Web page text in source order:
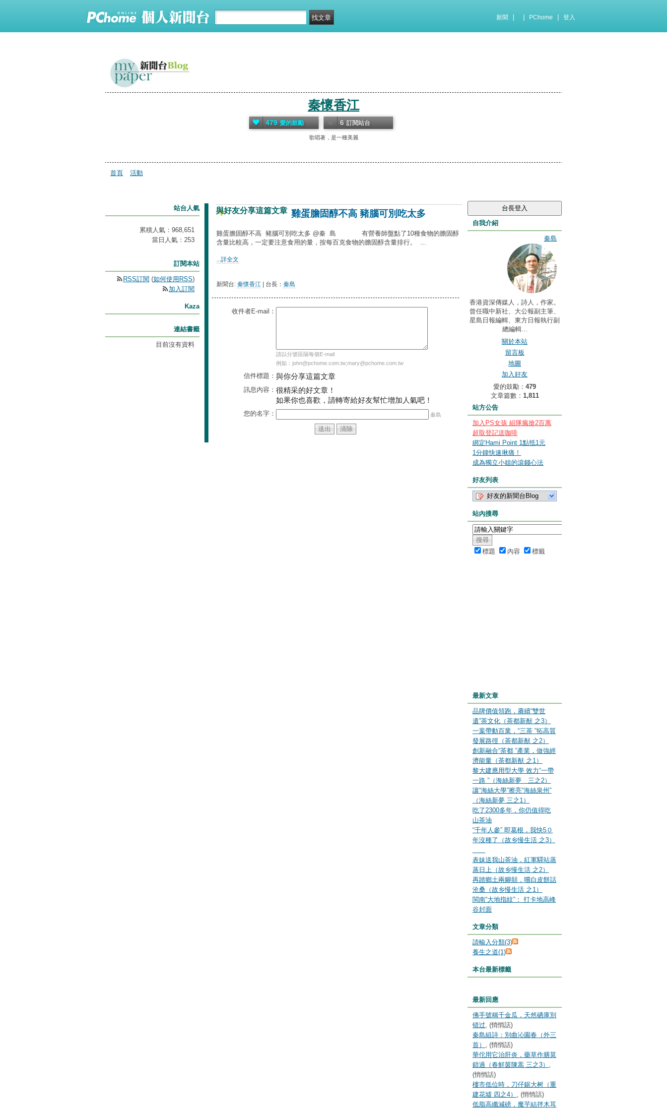
新聞 PChome 登入
秦懷香江
歌唱著，是一種美麗
479 愛的鼓勵 6 訂閱站台
首頁 活動
與好友分享這篇文章 雞蛋膽固醇不高 豬腦可別吃太多
雞蛋膽固醇不高 豬腦可別吃太多 @秦 島 有營養師盤點了10種食物的膽固醇
含量比較高，一定要注意食用的量，按每百克食物的膽固醇含量排行。 ...
...詳全文
新聞台: 秦懷香江 | 台長： 秦島
收件者E-mail：
請以分號區隔每個E-mail
例如：john@pchome.com.tw;mary@pchome.com.tw
信件標題： 與你分享這篇文章
訊息內容： 很精采的好文章！
如果你也喜歡，請轉寄給好友幫忙增加人氣吧！
您的名字： 秦島
自我介紹
秦島
香港資深傳媒人，詩人，作家。
曾任職中新社、大公報副主筆、
星島日報編輯、東方日報執行副
總編輯...
關於本站
留言板
地圖
加入好友
愛的鼓勵： 479
文章篇數： 1,811
站方公告
加入PS女孩 組隊瘋搶2百萬
超取登記送咖啡
綁定Hami Point 1點抵1元
1分鐘快速揪痛！
成為獨立小姐的滾錢心法
好友列表
好友的新聞台Blog
站內搜尋
標題 內容 標籤
最新文章
品牌價值領跑，賡續“雙世
遺”茶文化（茶都新猷 之3）
一葉帶動百業，“三茶 ”拓高質
發展路徑（茶都新猷 之2）
創新融合“茶都 ”產業，做強經
濟能量（茶都新猷 之1）
黎大建應用型大學 效力“一帶
一路 ”（海絲新夢 三之2）
讓“海絲大學”擦亮“海絲泉州”
（海絲新夢 三之1）
吃了2300多年，你仍值得吃
山茶油
“千年人參” 即葛根，我快5０
年沒種了（故乡慢生活 之3）
表妹送我山茶油，紅軍驛站蒸
蒸日上（故乡慢生活 之2）
再踏鄉土兩腳顛，嚐白皮餅話
沧桑（故乡慢生活 之1）
閩南“大地指紋”： 打卡地高峰
谷封面
文章分類
請輸入分類(3)
養生之道(1)
本台最新標籤
最新回應
佛手號稱千金瓜，天然硒庫別
错过, (悄悄話)
秦島組詩：別曲沁園春（外三
首） , (悄悄話)
華佗用它治肝炎，藥草作膳莫
錯過（春鮮茵陳蒿 三之3） ,
(悄悄話)
樓市低位時，刀仔鋸大树（重
建花墟 四之4） , (悄悄話)
低脂高纖減磅，魔芋結拌木耳
站台人氣
累積人氣： 968,651
當日人氣： 253
訂閱本站
RSS訂閱 (如何使用RSS)
加入訂閱
Kaza
連結書籤
目前沒有資料